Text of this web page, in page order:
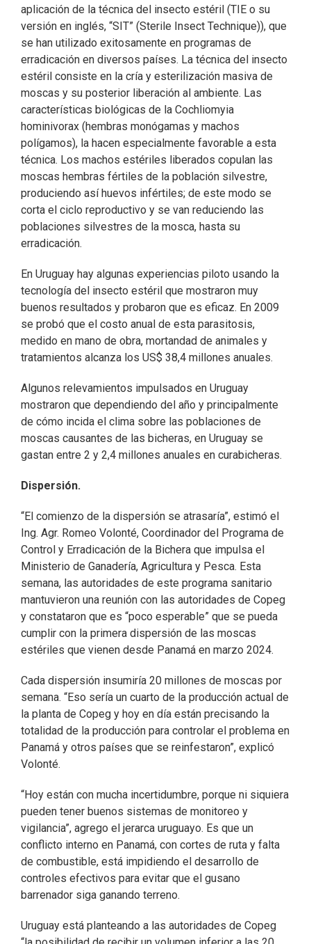
aplicación de la técnica del insecto estéril (TIE o su
versión en inglés, “SIT” (Sterile Insect Technique)), que
se han utilizado exitosamente en programas de
erradicación en diversos países. La técnica del insecto
estéril consiste en la cría y esterilización masiva de
moscas y su posterior liberación al ambiente. Las
características biológicas de la Cochliomyia
hominivorax (hembras monógamas y machos
polígamos), la hacen especialmente favorable a esta
técnica. Los machos estériles liberados copulan las
moscas hembras fértiles de la población silvestre,
produciendo así huevos infértiles; de este modo se
corta el ciclo reproductivo y se van reduciendo las
poblaciones silvestres de la mosca, hasta su
erradicación.
En Uruguay hay algunas experiencias piloto usando la
tecnología del insecto estéril que mostraron muy
buenos resultados y probaron que es eficaz. En 2009
se probó que el costo anual de esta parasitosis,
medido en mano de obra, mortandad de animales y
tratamientos alcanza los US$ 38,4 millones anuales.
Algunos relevamientos impulsados en Uruguay
mostraron que dependiendo del año y principalmente
de cómo incida el clima sobre las poblaciones de
moscas causantes de las bicheras, en Uruguay se
gastan entre 2 y 2,4 millones anuales en curabicheras.
Dispersión.
“El comienzo de la dispersión se atrasaría”, estimó el
Ing. Agr. Romeo Volonté, Coordinador del Programa de
Control y Erradicación de la Bichera que impulsa el
Ministerio de Ganadería, Agricultura y Pesca. Esta
semana, las autoridades de este programa sanitario
mantuvieron una reunión con las autoridades de Copeg
y constataron que es “poco esperable” que se pueda
cumplir con la primera dispersión de las moscas
estériles que vienen desde Panamá en marzo 2024.
Cada dispersión insumiría 20 millones de moscas por
semana. “Eso sería un cuarto de la producción actual de
la planta de Copeg y hoy en día están precisando la
totalidad de la producción para controlar el problema en
Panamá y otros países que se reinfestaron”, explicó
Volonté.
“Hoy están con mucha incertidumbre, porque ni siquiera
pueden tener buenos sistemas de monitoreo y
vigilancia”, agrego el jerarca uruguayo. Es que un
conflicto interno en Panamá, con cortes de ruta y falta
de combustible, está impidiendo el desarrollo de
controles efectivos para evitar que el gusano
barrenador siga ganando terreno.
Uruguay está planteando a las autoridades de Copeg